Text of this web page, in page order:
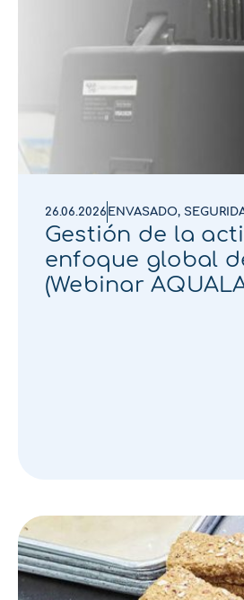
26.06.2026 ENVASADO,
Gestión de la
enfoque global
(Webinar